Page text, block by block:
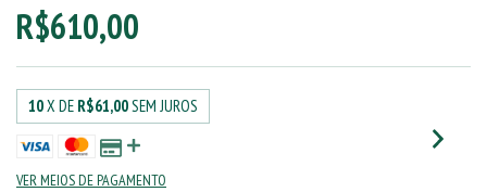
R$610,00
10X DE R$61,00SEM JUROS
VER MEIOS DE PAGAMENTO